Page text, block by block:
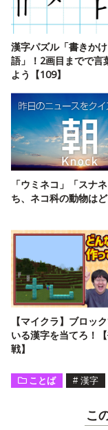
漢字パズル「書きか
語」！2画目までで言
よう【109】
「ウミネコ」「スナ
ち、ネコ科の動物は
【マイクラ】ブロッ
いる漢字を当てろ！
戦】
ことば # 漢字
こ